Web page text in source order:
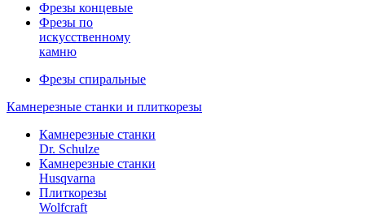
Фрезы концевые
Фрезы по
искусственному
камню
Фрезы спиральные
Камнерезные станки и плиткорезы
Камнерезные станки
Dr. Schulze
Камнерезные станки
Husqvarna
Плиткорезы
Wolfcraft